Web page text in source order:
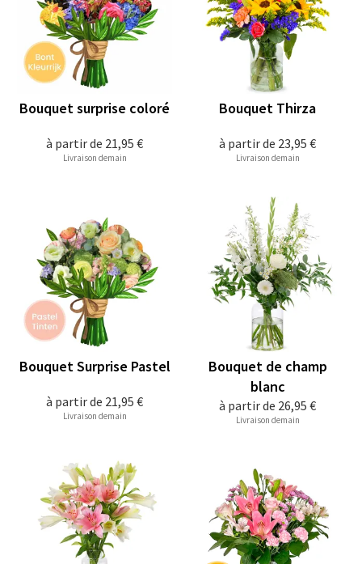
à partir de 21,95 €
Bouquet surprise coloré
Livraison demain
à partir de 23,95 €
Bouquet Thirza
Livraison demain
à partir de 21,95 €
Bouquet Surprise Pastel
Livraison demain
à partir de 26,95 €
Bouquet de champ
blanc
Livraison demain